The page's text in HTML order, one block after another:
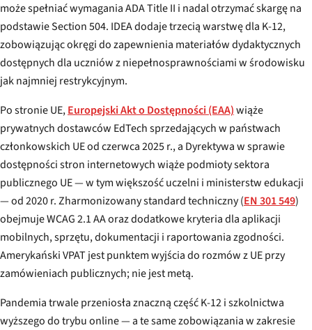
może spełniać wymagania ADA Title II i nadal otrzymać skargę na
podstawie Section 504. IDEA dodaje trzecią warstwę dla K-12,
zobowiązując okręgi do zapewnienia materiałów dydaktycznych
dostępnych dla uczniów z niepełnosprawnościami w środowisku
jak najmniej restrykcyjnym.
Po stronie UE,Europejski Akt o Dostępności (EAA)wiąże
prywatnych dostawców EdTech sprzedających w państwach
członkowskich UE od czerwca 2025 r., a Dyrektywa w sprawie
dostępności stron internetowych wiąże podmioty sektora
publicznego UE — w tym większość uczelni i ministerstw edukacji
— od 2020 r. Zharmonizowany standard techniczny (EN 301 549)
obejmuje WCAG 2.1 AA oraz dodatkowe kryteria dla aplikacji
mobilnych, sprzętu, dokumentacji i raportowania zgodności.
Amerykański VPAT jest punktem wyjścia do rozmów z UE przy
zamówieniach publicznych; nie jest metą.
Pandemia trwale przeniosła znaczną część K-12 i szkolnictwa
wyższego do trybu online — a te same zobowiązania w zakresie